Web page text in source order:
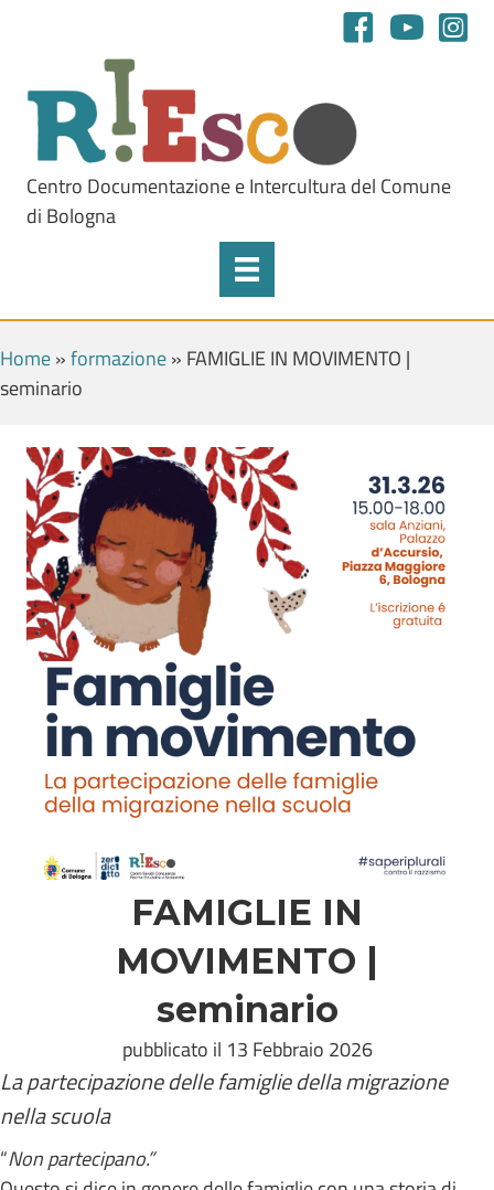
Centro Documentazione e Intercultura del Comune
di Bologna
Home»formazione» FAMIGLIE IN MOVIMENTO |
seminario
FAMIGLIE IN
MOVIMENTO |
seminario
pubblicato il 13 Febbraio 2026
La partecipazione delle famiglie della migrazione
nella scuola
“Non partecipano.”